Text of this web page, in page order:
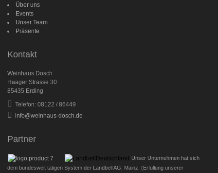
Über uns
Events
Unser Team
Präsente
Kontakt
Weinhaus Dosch
Haager Strasse 30
85435 Erding
Telefon: 08122 / 86449
info@weinhaus-dosch.de
Partner
Unser Unternehmen hat sich
dem bundesweit tätigen System der Landbell AG, Mainz, (Erfüllung unserer